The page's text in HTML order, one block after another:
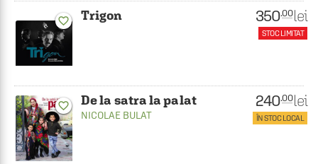
favorite_border Trigon 350.00 lei
STOC LIMITAT
favorite_border De la satra la palat
NICOLAE BULAT
240.00 lei
ÎN STOC LOCAL